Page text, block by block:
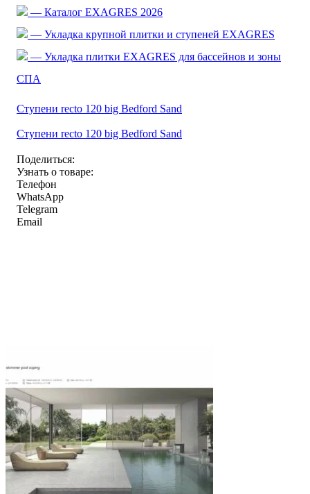
— Каталог EXAGRES 2026
— Укладка крупной плитки и ступеней EXAGRES
— Укладка плитки EXAGRES для бассейнов и зоны
СПА
Ступени recto 120 big Bedford Sand
Ступени recto 120 big Bedford Sand
Поделиться:
Узнать о товаре:
Телефон
WhatsApp
Telegram
Email